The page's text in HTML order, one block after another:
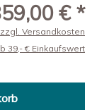
€ *
zzgl. Versandkosten
39,- € Einkaufswert